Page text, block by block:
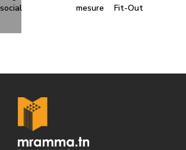
social
mesure
Fit-Out